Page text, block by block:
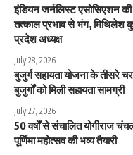
इंडियन जर्नलिस्ट एसोसिएशन की
तत्काल प्रभाव से भंग, मिथिलेश
प्रदेश अध्यक्ष
July 28, 2026
बुजुर्ग सहायता योजना के तीसरे
बुजुर्गों को मिली सहायता सामग्री
July 27, 2026
50 वर्षों से संचालित योगीराज
पूर्णिमा महोत्सव की भव्य तैयारी